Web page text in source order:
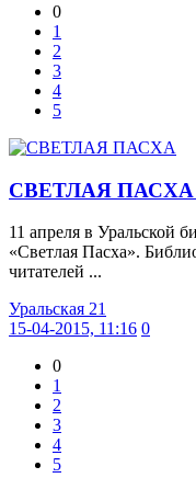
0
1
2
3
4
5
СВЕТЛАЯ ПАСХА
11 апреля в Уральской
«Светлая Пасха».
читателей ...
Уральская 21
15-04-2015, 11:16 0
0
1
2
3
4
5